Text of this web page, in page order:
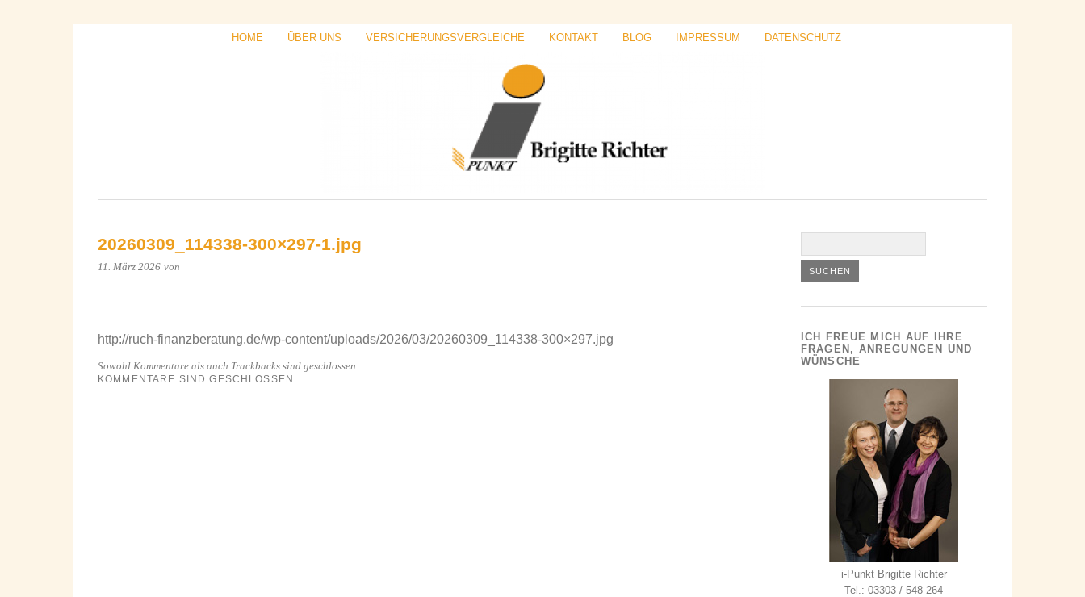
HOME ÜBER UNS VERSICHERUNGSVERGLEICHE KONTAKT BLOG IMPRESSUM DATENSCHUTZ
20260309_114338-300×297-1.jpg
11. März 2026 von
http://ruch-finanzberatung.de/wp-content/uploads/2026/03/20260309_114338-300×297.jpg
Sowohl Kommentare als auch Trackbacks sind geschlossen.
KOMMENTARE SIND GESCHLOSSEN.
ICH FREUE MICH AUF IHRE
FRAGEN, ANREGUNGEN UND
WÜNSCHE
i-Punkt Brigitte Richter
Tel.: 03303 / 548 264